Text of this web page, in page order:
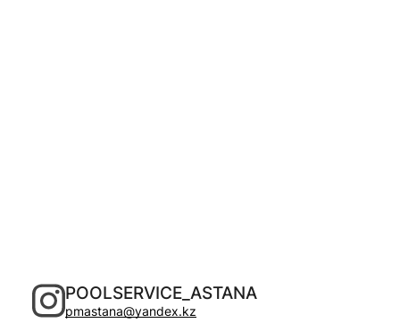
POOLSERVICE_ASTANA
pmastana@yandex.kz